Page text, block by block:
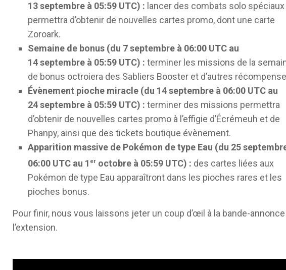
13 septembre à 05:59 UTC) : lancer des combats solo spéciaux
permettra d’obtenir de nouvelles cartes promo, dont une carte
Zoroark.
Semaine de bonus (du 7 septembre à 06:00 UTC au
14 septembre à 05:59 UTC) : terminer les missions de la
de bonus octroiera des Sabliers Booster et d’autres
Évènement pioche miracle (du 14 septembre à 06:00 UTC au
24 septembre à 05:59 UTC) : terminer des missions permettra
d’obtenir de nouvelles cartes promo à l’effigie d’Écrémeuh et de
Phanpy, ainsi que des tickets boutique évènement.
Apparition massive de Pokémon de type Eau (du 25
06:00 UTC au 1 er octobre à 05:59 UTC) : des cartes liées aux
Pokémon de type Eau apparaîtront dans les pioches rares et les
pioches bonus.
Pour finir, nous vous laissons jeter un coup d’œil à la bande-
l’extension.